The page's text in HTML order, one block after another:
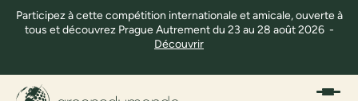
Participez à cette compétition internationale et amicale, ouverte à
tous et découvrez Prague Autrement du 23 au 28 août 2026 -
Découvrir